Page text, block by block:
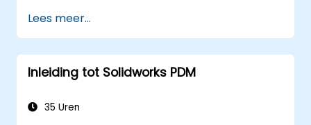
beheren.
De geavanceerde hulpmiddelen van
AutoCAD Electrical in te zetten om de
productiviteit te verhogen.
elektrotechnisch ontwerp en
Lees meer...
Inleiding tot Solidworks PDM
35 Uren